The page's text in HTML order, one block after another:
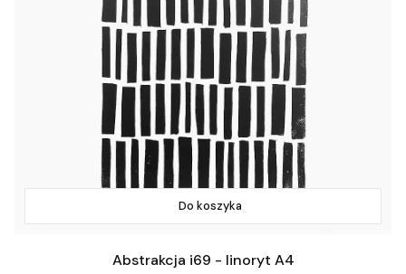
Do koszyka
Abstrakcja i69 - linoryt A4